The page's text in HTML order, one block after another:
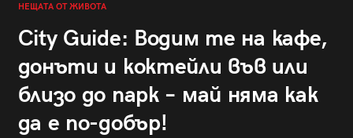
НЕЩАТА ОТ ЖИВОТА
City Guide: Водим те на кафе,
донъти и коктейли във или
близо до парк – май няма как
да е по-добър!